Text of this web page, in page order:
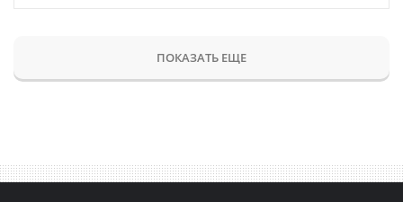
ПОКАЗАТЬ ЕЩЕ